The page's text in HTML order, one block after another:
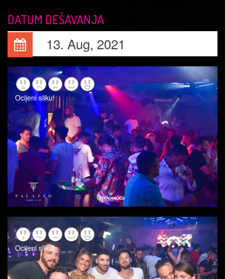
DATUM DEŠAVANJA
13. Aug, 2021
Ocijeni sliku!
Ocijeni sliku!